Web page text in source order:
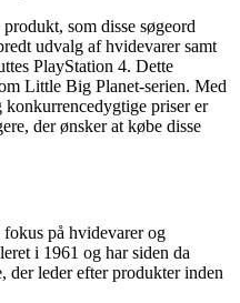
som disse søgeord
udvalg af hvidevarer samt
PlayStation 4. Dette
Little Big Planet-serien. Med
priser er
der ønsker at købe disse
på hvidevarer og
i 1961 og har siden da
der leder efter produkter inden